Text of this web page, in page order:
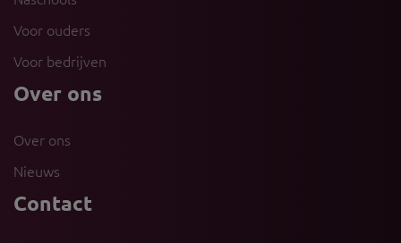
Voor ouders
Voor bedrijven
Over ons
Over ons
Nieuws
Contact